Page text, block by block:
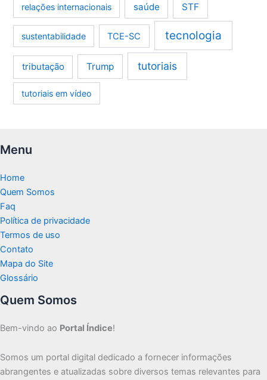
relações internacionais saúde STF
sustentabilidade TCE-SC tecnologia
tributação Trump tutoriais
tutoriais em vídeo
Menu
Home
Quem Somos
Faq
Política de privacidade
Termos de uso
Contato
Mapa do Site
Glossário
Quem Somos
Bem-vindo ao Portal Índice!
Somos um portal digital dedicado a fornecer informações
abrangentes e atualizadas sobre diversos temas relevantes para